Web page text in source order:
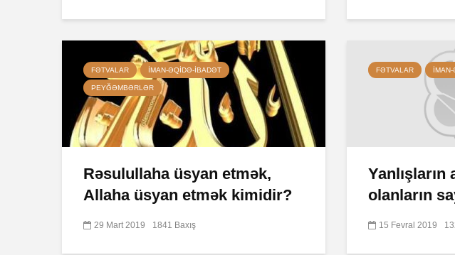
FƏTVALAR İMAN-ƏQIDƏ-IBADƏT
PEYĞƏMBƏRLƏR
Rəsulullaha üsyan etmək,
Allaha üsyan etmək kimidir?
29 Mart 2019 1841 Baxış
FƏTVALAR
Yanlışların
olanların
15 Fevral 2019